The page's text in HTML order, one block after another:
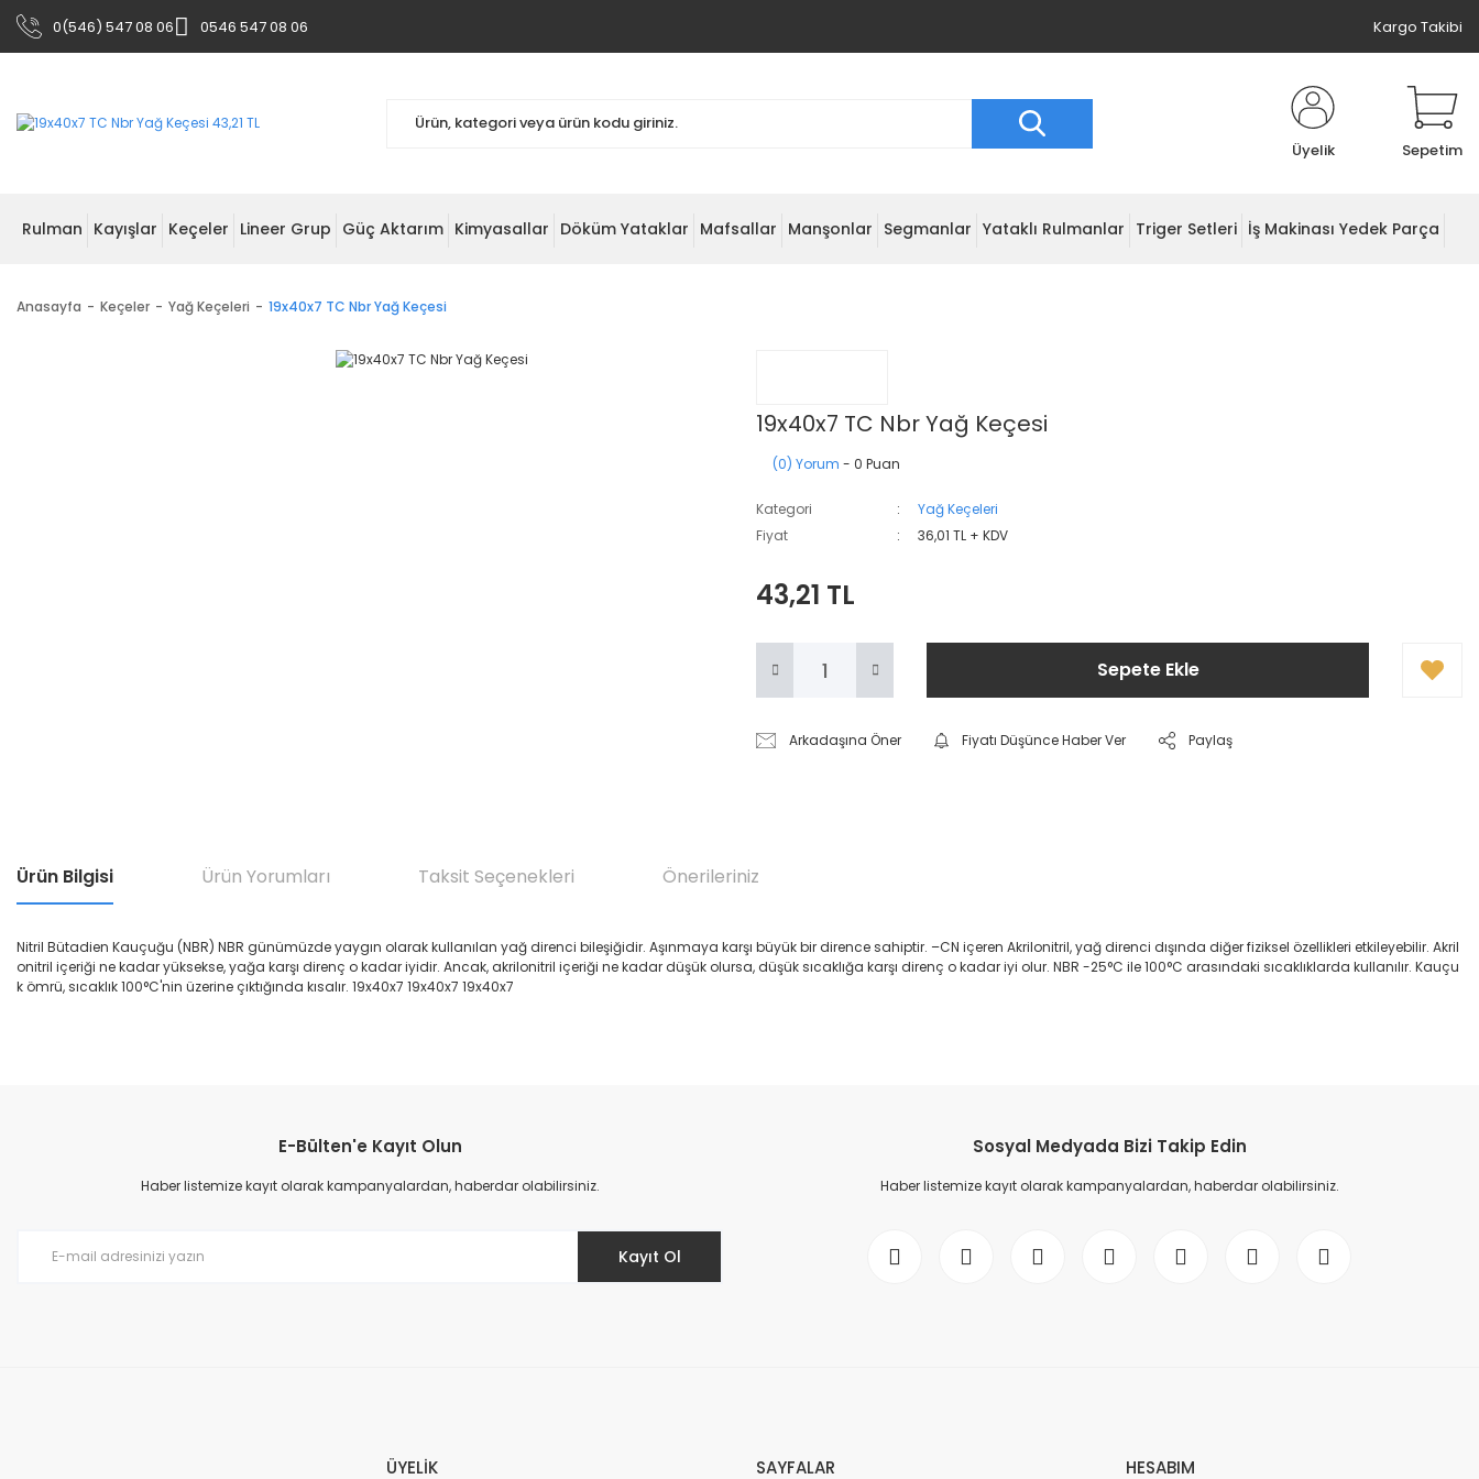
0(546) 547 08 06 0546 547 08 06 Kargo Takibi
Üyelik Sepetim
Rulman Kayışlar Keçeler Lineer Grup Güç Aktarım Kimyasallar Döküm Yataklar Mafsallar Manşonlar Segmanlar Yataklı Rulmanlar Triger Setleri İş Makinası Yedek Parça
Anasayfa Keçeler Yağ Keçeleri 19x40x7 TC Nbr Yağ Keçesi
19x40x7 TC Nbr Yağ Keçesi
(0) Yorum - 0 Puan
Kategori
Yağ Keçeleri
Fiyat
36,01 TL + KDV
43,21 TL
Sepete Ekle
Arkadaşına Öner Fiyatı Düşünce Haber Ver Paylaş
Ürün Bilgisi Ürün Yorumları Taksit Seçenekleri Önerileriniz
Nitril Bütadien Kauçuğu (NBR) NBR günümüzde yaygın olarak kullanılan yağ direnci bileşiğidir. Aşınmaya karşı büyük bir dirence sahiptir. –CN içeren Akrilonitril, yağ direnci dışında diğer fiziksel özellikleri etkileyebilir. Akril
onitril içeriği ne kadar yüksekse, yağa karşı direnç o kadar iyidir. Ancak, akrilonitril içeriği ne kadar düşük olursa, düşük sıcaklığa karşı direnç o kadar iyi olur. NBR -25°C ile 100°C arasındaki sıcaklıklarda kullanılır. Kauçu
k ömrü, sıcaklık 100°C'nin üzerine çıktığında kısalır. 19x40x7 19x40x7 19x40x7
Ürün resmi kalitesiz, bozuk veya görüntülenemiyor.
Ürün açıklamasında eksik bilgiler bulunuyor.
E-Bülten'e Kayıt Olun
Haber listemize kayıt olarak kampanyalardan, haberdar olabilirsiniz.
Kayıt Ol
Sosyal Medyada Bizi Takip Edin
Haber listemize kayıt olarak kampanyalardan, haberdar olabilirsiniz.
ÜYELİK SAYFALAR HESABIM